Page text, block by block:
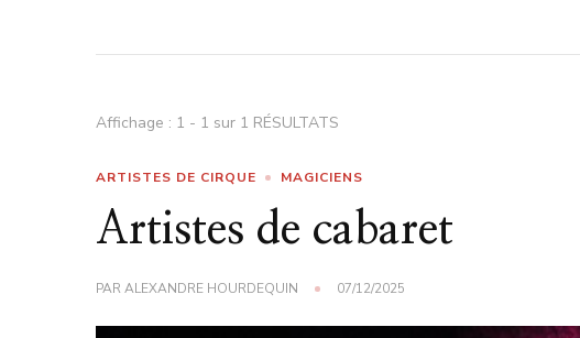
Affichage : 1 - 1 sur 1 RÉSULTATS
ARTISTES DE CIRQUE MAGICIENS
Artistes de cabaret
PARALEXANDRE HOURDEQUIN 07/12/2025